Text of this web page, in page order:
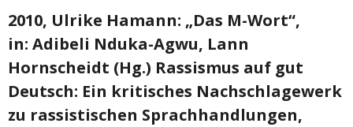
2010, Ulrike Hamann: „Das M-Wort“,
in: Adibeli Nduka-Agwu, Lann
Hornscheidt (Hg.) Rassismus auf gut
Deutsch: Ein kritisches Nachschlagewerk
zu rassistischen Sprachhandlungen,